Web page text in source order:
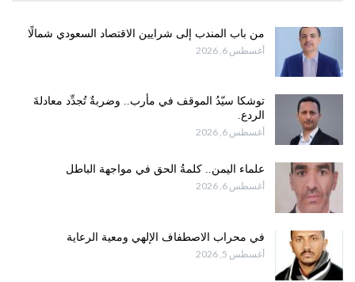
من باب المندب إلى شرايين الاقتصاد السعودي شمالًا
أغسطس 6, 2026
توشكا سيّدُ الموقف في مأرب.. وضربةٌ تُجدِّد معادلةَ
الردع.
أغسطس 6, 2026
علماء اليمن.. كلمةُ الحق في مواجهة الباطل
أغسطس 6, 2026
في محراب الاصطفاف الإلهي ومعية الرعاية
أغسطس 5, 2026